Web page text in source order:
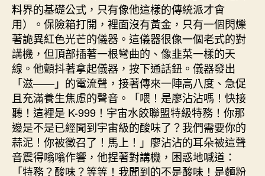
料界的基礎公式，只有像他這樣的傳統派才會
用）。保險箱打開，裡面沒有黃金，只有一個閃爍
著詭異紅色光芒的儀器。這儀器很像一個老式的對
講機，但頂部插著一根彎曲的、像韭菜一樣的天
線。他顫抖著拿起儀器，按下通話鈕。儀器發出
「滋——」的電流聲，接著傳來一陣高八度、急促
且充滿養生焦慮的聲音。「喂！是廖沾沾嗎！快接
聽！這裡是 K-999！宇宙水餃聯盟特級特務！你那
邊是不是已經聞到宇宙級的酸味了？我們需要你的
蒜泥！你被徵召了！馬上！」廖沾沾的耳朵被這聲
音震得嗡嗡作響，他捏著對講機，困惑地喊道：
「特務？酸味？等等！我聞到的不是酸味！是麵粉